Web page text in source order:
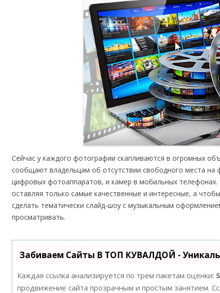
Сейчас у каждого фотографии скапливаются в огромных
сообщают владельцам об отсутствии свободного места на
цифровых фотоаппаратов, и камер в мобильных телефонах.
оставляя только самые качественные и интересные, а
сделать тематически слайд-шоу с музыкальным
просматривать.
Забиваем Сайты В ТОП КУВАЛДОЙ -
Каждая ссылка анализируется по трем пакетам оценки:
продвижение сайта прозрачным и простым занятием.